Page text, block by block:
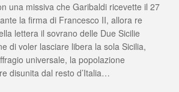
L’ESERCITO
BORBONICO
SI
ARRENDE
MASSA
AI
una missiva che Garibaldi ricevette il 27
la firma di Francesco II, allora re
lettera il sovrano delle Due Sicilie
di voler lasciare libera la sola Sicilia,
universale, la popolazione
disunita dal resto d’Italia…